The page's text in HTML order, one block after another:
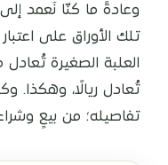
وعادةً ما كنّا نَعمد إلى
تلك الأوراق على
العلبة الصغيرة تُعادل
تُعادل ريالًا، وهكذا.
تفاصيله؛ من بيعٍ